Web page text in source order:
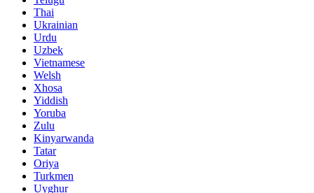
Thai
Ukrainian
Urdu
Uzbek
Vietnamese
Welsh
Xhosa
Yiddish
Yoruba
Zulu
Kinyarwanda
Tatar
Oriya
Turkmen
Uyghur